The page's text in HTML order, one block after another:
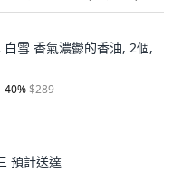
白雪 香氣濃鬱的香油, 2個,
40%$289
預計送達